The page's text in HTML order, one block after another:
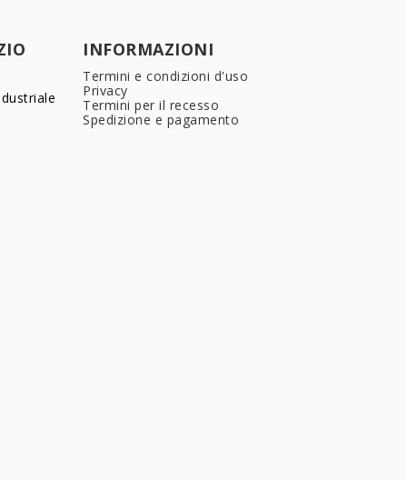
INFORMAZIONI
Termini e condizioni d'uso
Privacy
Termini per il recesso
Spedizione e pagamento